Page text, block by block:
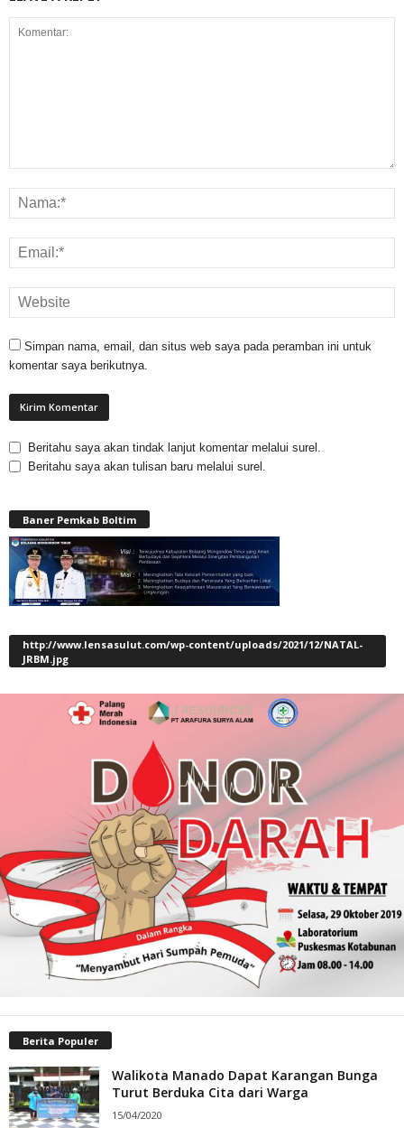
Simpan nama, email, dan situs web saya pada peramban ini untuk
komentar saya berikutnya.
Beritahu saya akan tindak lanjut komentar melalui surel.
Beritahu saya akan tulisan baru melalui surel.
Baner Pemkab Boltim
http://www.lensasulut.com/wp-content/uploads/2021/12/NATAL-
JRBM.jpg
Berita Populer
Walikota Manado Dapat Karangan Bunga
Turut Berduka Cita dari Warga
15/04/2020